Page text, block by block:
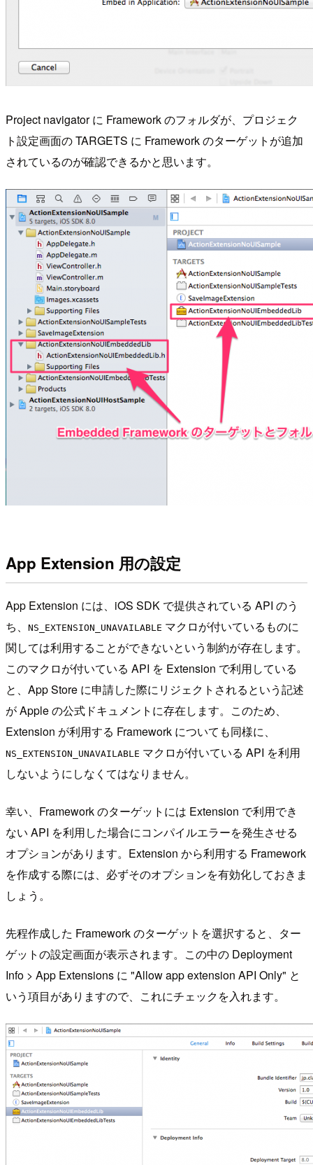
Project navigator に Framework のフォルダが、プロジェク
ト設定画面の TARGETS に Framework のターゲットが追加
されているのが確認できるかと思います。
App Extension 用の設定
App Extension には、iOS SDK で提供されている API のう
ち、
NS_EXTENSION_UNAVAILABLE マクロが付いているものに
関しては利用することができないという制約が存在します。
このマクロが付いている API を Extension で利用している
と、App Store に申請した際にリジェクトされるという記述
が Apple の公式ドキュメントに存在します。このため、
Extension が利用する Framework についても同様に、
NS_EXTENSION_UNAVAILABLE マクロが付いている API を利用
しないようにしなくてはなりません。
幸い、Framework のターゲットには Extension で利用でき
ない API を利用した場合にコンパイルエラーを発生させる
オプションがあります。Extension から利用する Framework
を作成する際には、必ずそのオプションを有効化しておきま
しょう。
先程作成した Framework のターゲットを選択すると、ター
ゲットの設定画面が表示されます。この中の Deployment
Info > App Extensions に "Allow app extension API Only" と
いう項目がありますので、これにチェックを入れます。